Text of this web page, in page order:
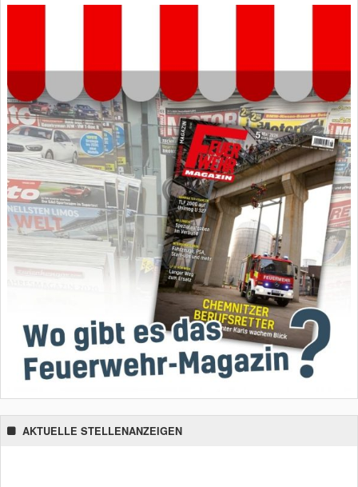
AKTUELLE STELLENANZEIGEN